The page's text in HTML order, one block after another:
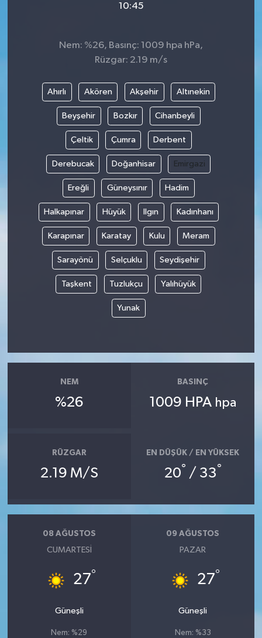
10:45
Nem: %26, Basınç: 1009 hpa hPa,
Rüzgar: 2.19 m/s
Ahırlı Akören Akşehir Altınekin
Beyşehir Bozkır Cihanbeyli
Çeltik Çumra Derbent
Derebucak Doğanhisar Emirgazi
Ereğli Güneysınır Hadim
Halkapınar Hüyük Ilgın Kadınhanı
Karapınar Karatay Kulu Meram
Sarayönü Selçuklu Seydişehir
Taşkent Tuzlukçu Yalıhüyük
Yunak
NEM
%26
BASINÇ
1009 HPA hpa
RÜZGAR
2.19 M/S
EN DÜŞÜK / EN YÜKSEK
20° / 33°
08 AĞUSTOS
CUMARTESI
27°
Güneşli
Nem: %29
09 AĞUSTOS
PAZAR
27°
Güneşli
Nem: %33